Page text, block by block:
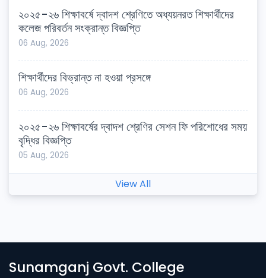
২০২৫-২৬ শিক্ষাবর্ষে দ্বাদশ শ্রেণিতে অধ্যয়নরত শিক্ষার্থীদের
কলেজ পরিবর্তন সংক্রান্ত বিজ্ঞপ্তি
06 Aug, 2026
শিক্ষার্থীদের বিভ্রান্ত না হওয়া প্রসঙ্গে
06 Aug, 2026
২০২৫-২৬ শিক্ষাবর্ষের দ্বাদশ শ্রেণির সেশন ফি পরিশোধের সময়
বৃদ্ধির বিজ্ঞপ্তি
05 Aug, 2026
View All
Sunamganj Govt. College